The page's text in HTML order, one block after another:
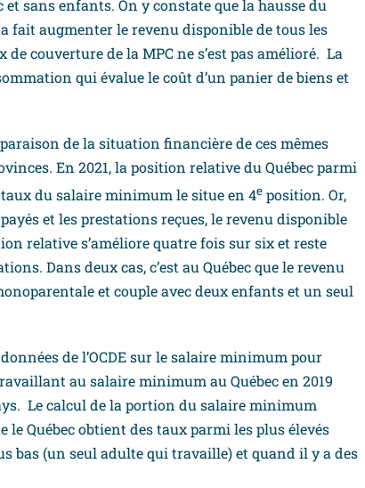
sans enfants. On y constate que la hausse du
fait augmenter le revenu disponible de tous les
couverture de la MPC ne s’est pas amélioré. La
qui évalue le coût d’un panier de biens et
de la situation financière de ces mêmes
En 2021, la position relative du Québec parmi
du salaire minimum le situe en 4e position. Or,
et les prestations reçues, le revenu disponible
relative s’améliore quatre fois sur six et reste
Dans deux cas, c’est au Québec que le revenu
et couple avec deux enfants et un seul
de l’OCDE sur le salaire minimum pour
au salaire minimum au Québec en 2019
Le calcul de la portion du salaire minimum
le Québec obtient des taux parmi les plus élevés
bas (un seul adulte qui travaille) et quand il y a des